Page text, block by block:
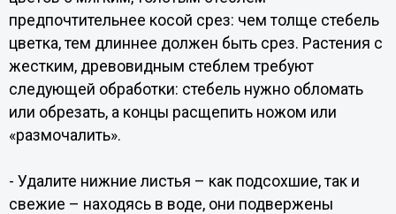
предпочтительнее косой срез: чем толще стебель
цветка, тем длиннее должен быть срез. Растения с
жестким, древовидным стеблем требуют
следующей обработки: стебель нужно обломать
или обрезать, а концы расщепить ножом или
«размочалить».
- Удалите нижние листья – как подсохшие, так и
свежие – находясь в воде, они подвержены